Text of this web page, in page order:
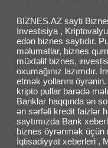
BIZNES.AZ sayti
İnvestisiya ,
edən biznes saytıdır.
məlumatlar, biznes
müxtəlif biznes,
oxumağınız lazımdır.
etmək yollarını
kripto pullar barədə
Banklar haqqında ən
ən sərfəli kredit faizlər
saytımızda Bank
biznes öyrənmək üçün
İqtisadiyyat xeberleri ,